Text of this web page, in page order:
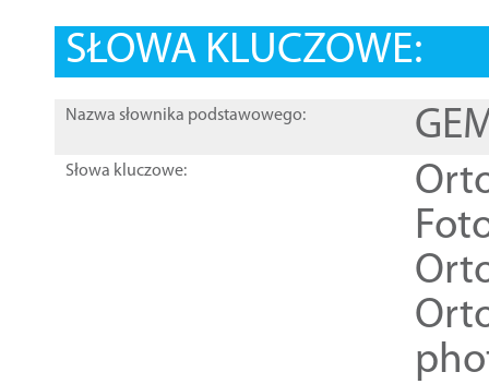
SŁOWA KLUCZOWE:
Nazwa słownika podstawowego:
Słowa kluczowe: